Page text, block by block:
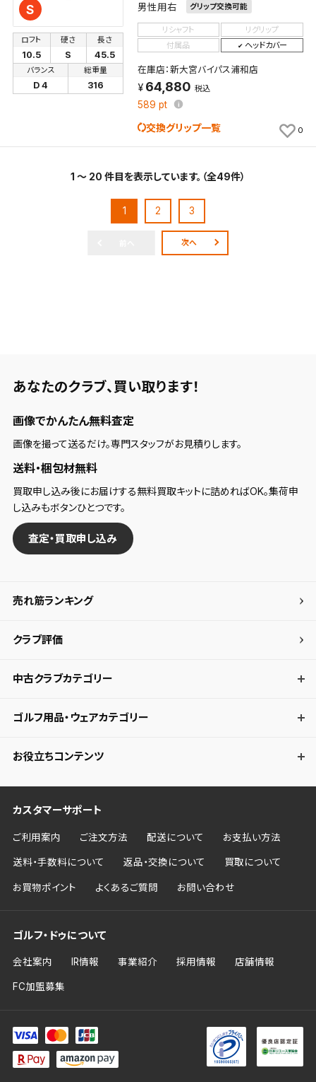
S 男性用右 グリップ交換可能
ロフト
10.5
硬さ
S
長さ
45.5
バランス
D 4
総重量
316
リシャフト
リグリップ
付属品
ヘッドカバー
在庫店：新大宮バイパス浦和店
64,880 税込
589 pt
交換グリップ一覧 0
1 ～ 20 件目を表示しています。（全49件）
1 2 3
次へ
あなたのクラブ、 買い取ります！
画像でかんたん無料査定
画像を撮って送るだけ。専門スタッフがお見積りします。
送料・梱包材無料
買取申し込み後にお届けする無料買取キットに詰めればOK。集荷申
し込みもボタンひとつです。
査定・買取申し込み
売れ筋ランキング
クラブ評価
中古クラブカテゴリー
ゴルフ用品・ウェアカテゴリー
お役立ちコンテンツ
カスタマーサポート
ご利用案内 ご注文方法 配送について お支払い方法
送料・手数料について 返品・交換について 買取について
お買物ポイント よくあるご質問 お問い合わせ
ゴルフ・ドゥについて
会社案内 IR情報 事業紹介 採用情報 店舗情報
FC加盟募集